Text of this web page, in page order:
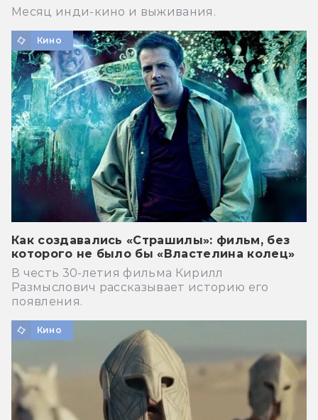
Месяц инди-кино и выживания.
Кино
Как создавались «Страшилы»: фильм, без
которого не было бы «Властелина колец»
В честь 30-летия фильма Кирилл
Размыслович рассказывает историю его
появления.
Кино